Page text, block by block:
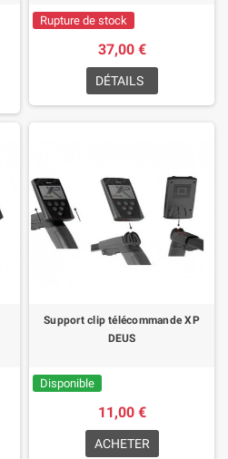
Rupture de stock
37,00 €
DÉTAILS
Support clip télécommande XP
DEUS
Disponible
11,00 €
ACHETER